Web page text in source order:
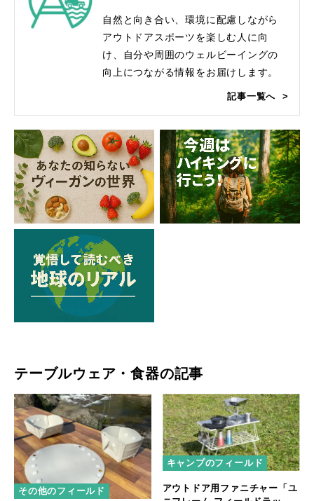
自然と向き合い、環境に配慮しながら
アウトドアスポーツを楽しむ人に向
け、自分や周囲のウェルビーイングの
向上につながる情報をお届けします。
記事一覧へ
テーブルウェア・食器の記事
その他のフィールド
キャンプのフィールド
アウトドア用ファニチャー「ユ